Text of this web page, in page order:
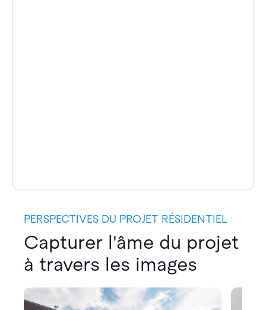
PERSPECTIVES DU PROJET RÉSIDENTIEL
Capturer l'âme du projet
à travers les images